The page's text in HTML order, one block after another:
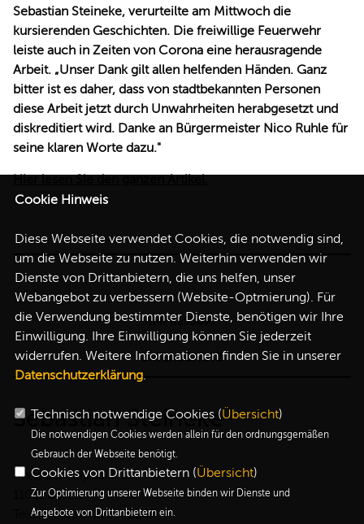
Sebastian Steineke, verurteilte am Mittwoch die
kursierenden Geschichten. Die freiwillige Feuerwehr
leiste auch in Zeiten von Corona eine herausragende
Arbeit. „Unser Dank gilt allen helfenden Händen. Ganz
bitter ist es daher, dass von stadtbekannten Personen
diese Arbeit jetzt durch Unwahrheiten herabgesetzt und
diskreditiert wird. Danke an Bürgermeister Nico Ruhle für
seine klaren Worte dazu."
Hier lesen Sie den ganzen Artikel.
IMPRESSUM
DATENSCHUTZ
Sebastian Steineke
Platz der Republik 1
11011 Berlin
Telefon: 030-227-72257
Cookie Hinweis
Diese Webseite verwendet Cookies, die notwendig sind,
um die Webseite zu nutzen. Weiterhin verwenden wir
Dienste von Drittanbietern, die uns helfen, unser
Webangebot zu verbessern (Website-Optmierung). Für
die Verwendung bestimmter Dienste, benötigen wir Ihre
Einwilligung. Ihre Einwilligung können Sie jederzeit
widerrufen. Weitere Informationen finden Sie in unserer
Datenschutzerklärung.
Technisch notwendige Cookies (Übersicht)
Die notwendigen Cookies werden allein für den ordnungsgemäßen
Gebrauch der Webseite benötigt.
Cookies von Drittanbietern (Übersicht)
Zur Optimierung unserer Webseite binden wir Dienste und
Angebote von Drittanbietern ein.